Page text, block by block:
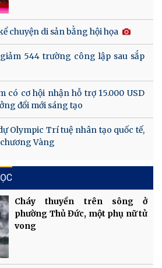
chuyện di sản bằng hội họa
544 trường công lập sau sắp
có cơ hội nhận hỗ trợ 15.000 USD
đổi mới sáng tạo
Olympic Trí tuệ nhân tạo quốc tế,
Vàng
Cháy thuyền trên sông ở
phường Thủ Đức, một phụ nữ tử
vong